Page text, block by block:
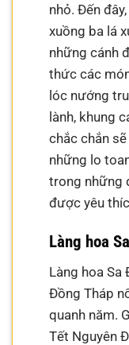
nhỏ. Đến
xuồng ba lá
những cánh
thức các
lóc nướng
lành, khung
chắc chắn
những lo
trong những
được yêu
Làng hoa
Làng hoa
Đồng Tháp
quanh năm.
Tết Nguyên